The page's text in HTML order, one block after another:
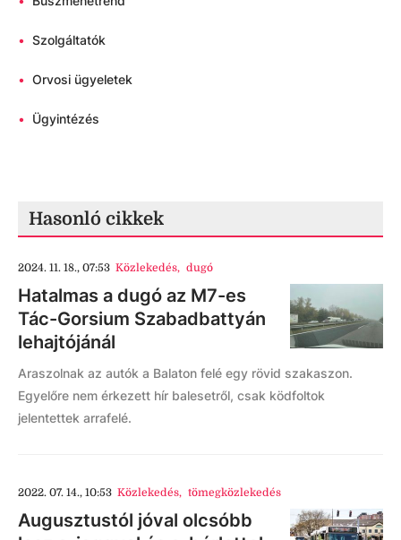
• Szolgáltatók
• Orvosi ügyeletek
• Ügyintézés
Hasonló cikkek
2024. 11. 18., 07:53 Közlekedés, dugó
Hatalmas a dugó az M7-es
Tác-Gorsium Szabadbattyán
lehajtójánál
Araszolnak az autók a Balaton felé egy rövid szakaszon.
Egyelőre nem érkezett hír balesetről, csak ködfoltok
jelentettek arrafelé.
2022. 07. 14., 10:53 Közlekedés, tömegközlekedés
Augusztustól jóval olcsóbb